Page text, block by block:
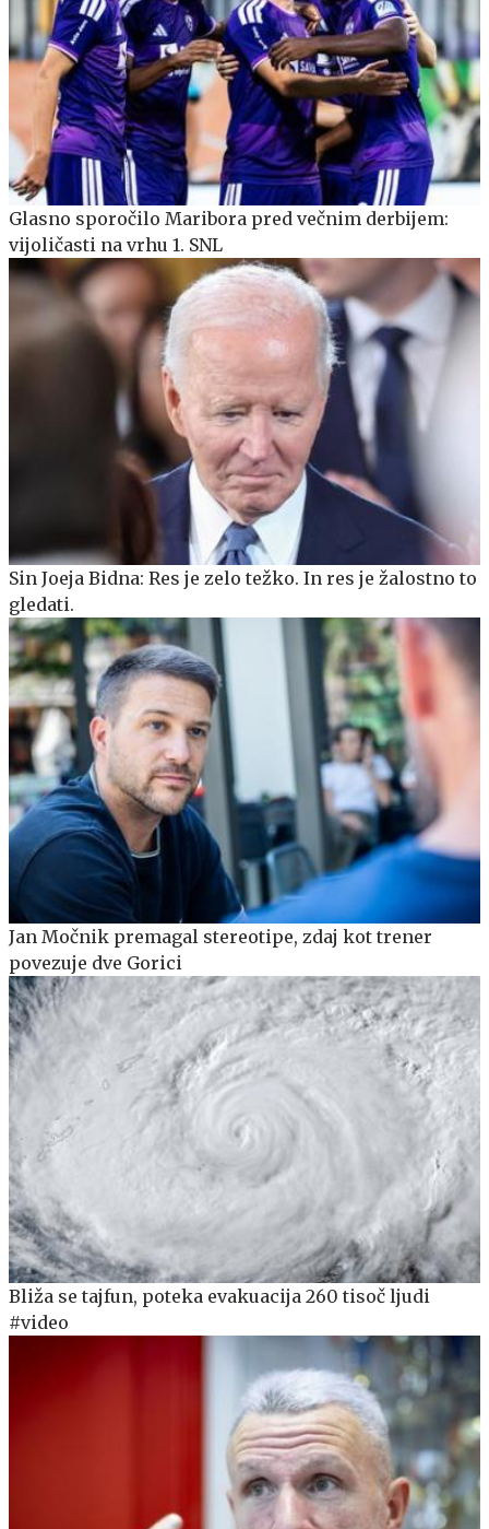
Glasno sporočilo Maribora pred večnim derbijem:
vijoličasti na vrhu 1. SNL
Sin Joeja Bidna: Res je zelo težko. In res je žalostno to
gledati.
Jan Močnik premagal stereotipe, zdaj kot trener
povezuje dve Gorici
Bliža se tajfun, poteka evakuacija 260 tisoč ljudi
#video